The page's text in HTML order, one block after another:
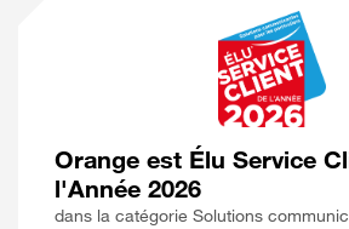
Orange est Élu Service
l'Année 2026
dans la catégorie Solutions